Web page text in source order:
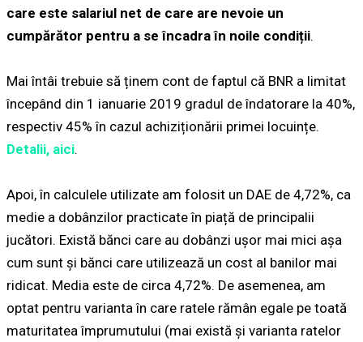
care este salariul net de care are nevoie un
cumpărător pentru a se încadra în noile condiții.
Mai întâi trebuie să ținem cont de faptul că BNR a limitat
începând din 1 ianuarie 2019 gradul de îndatorare la 40%,
respectiv 45% în cazul achiziționării primei locuințe.
Detalii, aici.
Apoi, în calculele utilizate am folosit un DAE de 4,72%, ca
medie a dobânzilor practicate în piață de principalii
jucători. Există bănci care au dobânzi ușor mai mici așa
cum sunt și bănci care utilizează un cost al banilor mai
ridicat. Media este de circa 4,72%. De asemenea, am
optat pentru varianta în care ratele rămân egale pe toată
maturitatea împrumutului (mai există și varianta ratelor